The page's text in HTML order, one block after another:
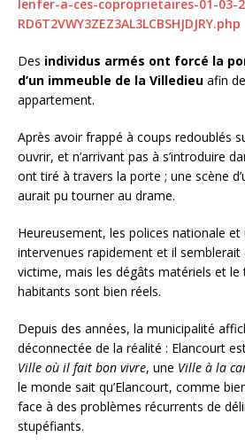
lenfer-a-ces-coproprietaires-01-03-
RD6T2VWY3ZEZ3AL3LCBSHJDJRY.php
Des individus armés ont forcé la
d’un immeuble de la Villedieu afin
appartement.
Après avoir frappé à coups redoublés
ouvrir, et n’arrivant pas à s’introduire
ont tiré à travers la porte ; une scène
aurait pu tourner au drame.
Heureusement, les polices nationale
intervenues rapidement et il semblerait
victime, mais les dégâts matériels et le
habitants sont bien réels.
Depuis des années, la municipalité
déconnectée de la réalité : Elancourt
Ville où il fait bon vivre, une Ville à la
le monde sait qu’Elancourt, comme
face à des problèmes récurrents de
stupéfiants.